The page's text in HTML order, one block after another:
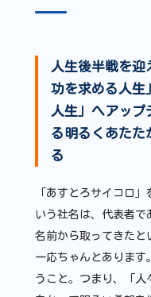
人生後半戦を迎
功を求める人生
人生」へアップ
る明るくあたた
る
「あすとろサイコロ
いう社名は、代表者で
名前から取ってきたと
一応ちゃんとあります
うこと。つまり、「人